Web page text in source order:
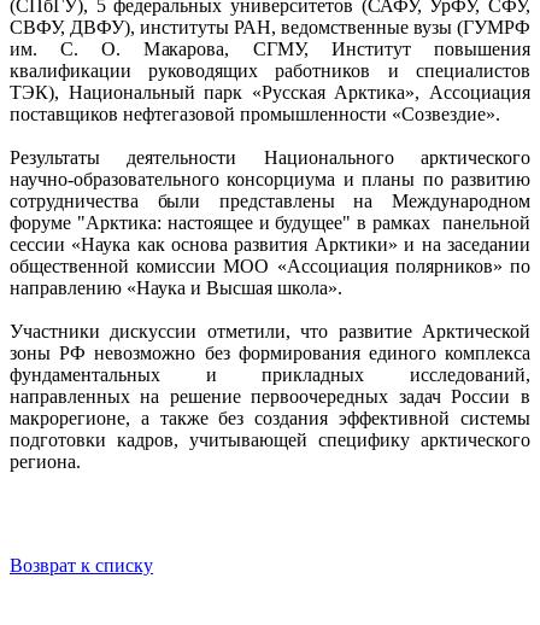
(СПбГУ), 5 федеральных университетов (САФУ, УрФУ, СФУ,
СВФУ, ДВФУ), институты РАН, ведомственные вузы (ГУМРФ
им. С. О. Макарова, СГМУ, Институт повышения
квалификации руководящих работников и специалистов
ТЭК), Национальный парк «Русская Арктика», Ассоциация
поставщиков нефтегазовой промышленности «Созвездие».
Результаты деятельности Национального арктического
научно-образовательного консорциума и планы по развитию
сотрудничества были представлены на Международном
форуме "Арктика: настоящее и будущее" в рамках панельной
сессии «Наука как основа развития Арктики» и на заседании
общественной комиссии МОО «Ассоциация полярников» по
направлению «Наука и Высшая школа».
Участники дискуссии отметили, что развитие Арктической
зоны РФ невозможно без формирования единого комплекса
фундаментальных и прикладных исследований,
направленных на решение первоочередных задач России в
макрорегионе, а также без создания эффективной системы
подготовки кадров, учитывающей специфику арктического
региона.
Возврат к списку